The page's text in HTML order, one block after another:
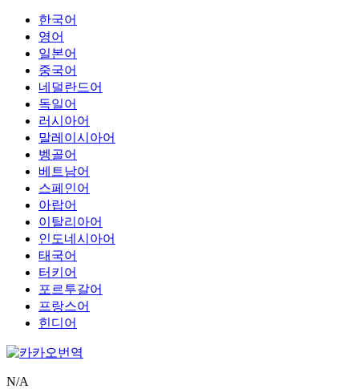
한국어
영어
일본어
중국어
네덜란드어
독일어
러시아어
말레이시아어
벵골어
베트남어
스페인어
아랍어
이탈리아어
인도네시아어
태국어
터키어
포르투갈어
프랑스어
힌디어
N/A